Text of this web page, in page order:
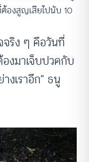
องสูญเสียไปนับ 10
จริง ๆ คือวันที่
งมาเจ็บปวดกับ
งเราอีก” ธนู